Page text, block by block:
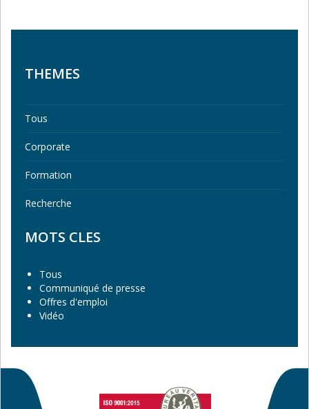
THEMES
Tous
Corporate
Formation
Recherche
MOTS CLES
Tous
Communiqué de presse
Offres d'emploi
Vidéo